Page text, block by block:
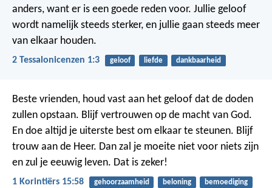
anders, want er is een goede reden voor. Jullie geloof
wordt namelijk steeds sterker, en jullie gaan steeds meer
van elkaar houden.
2 Tessalonicenzen 1:3 geloof liefde dankbaarheid
Beste vrienden, houd vast aan het geloof dat de doden
zullen opstaan. Blijf vertrouwen op de macht van God.
En doe altijd je uiterste best om elkaar te steunen. Blijf
trouw aan de Heer. Dan zal je moeite niet voor niets zijn
en zul je eeuwig leven. Dat is zeker!
1 Korintiërs 15:58 gehoorzaamheid beloning bemoediging